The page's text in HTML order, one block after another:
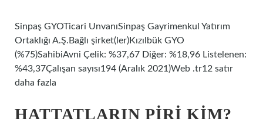
Sinpaş GYOTicari UnvanıSinpaş Gayrimenkul Yatırım
Ortaklığı A.Ş.Bağlı şirket(ler)Kızılbük GYO
(%75)SahibiAvni Çelik: %37,67 Diğer: %18,96 Listelenen:
%43,37Çalışan sayısı194 (Aralık 2021)Web .tr12 satır
daha fazla
HATTATLARIN PIRI KIM?